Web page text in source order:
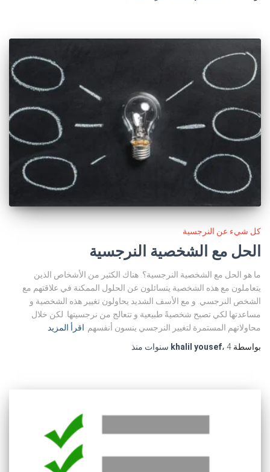
كل شيء عن النرجسية
الحل مع الشخصية النرجسية
ما هو الحل مع الشخصية النرجسية؟. هناك الكثير من الأشخاص الذين
يتعاملون مع هذه الشخصية يتسائلون عن الحلول الممكنة في علاقتهم مع
الشخص النرجسي. و مع الأسف الشديد يحاولون تغيير هذه الشخصية و
مساعدتها لكي تصبح شخصيةً طبيعية و تتعالج من نرجسيتها. لكن خلال
محاولاتهم المستمرة لتغيير النرجسي ينسون أنفسهم اقرأ المزيد
بواسطة
khalil yousef، 4 سنوات منذ